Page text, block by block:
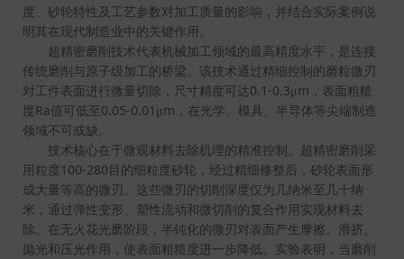
度、砂轮特性及工艺参数对加工质量的影响，并结合实际案例说
明其在现代制造业中的关键作用。
超精密磨削技术代表机械加工领域的最高精度水平，是连接
传统磨削与原子级加工的桥梁。该技术通过精细控制的磨粒微刃
对工件表面进行微量切除，尺寸精度可达0.1-0.3μ m ，表面粗糙
度Ra值可低至 0.05-0.01 μ m ，在光学、模具、半导体等尖端制造
领域不可或缺。
技术核心在于微观材料去除机理的精准控制。超精密磨削采
用粒度 100-280 目的细粒度砂轮，经过精细修整后，砂轮表面形
成大量等高的微刃。这些微刃的切削深度仅为几纳米至几十纳
米，通过弹性变形、塑性流动和微切削的复合作用实现材料去
除。在无火花光磨阶段，半钝化的微刃对表面产生摩擦、滑挤、
抛光和压光作用，使表面粗糙度进一步降低。实验表明，当磨削